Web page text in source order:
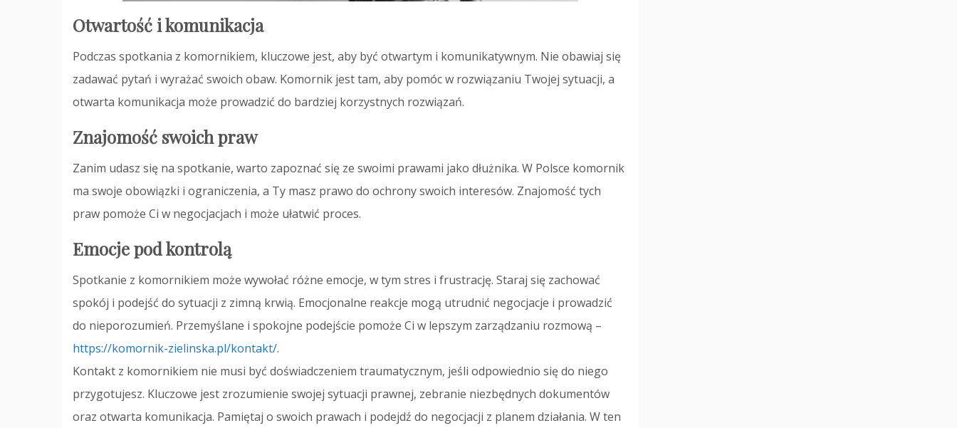
Otwartość i komunikacja
Podczas spotkania z komornikiem, kluczowe jest, aby być otwartym i komunikatywnym. Nie obawiaj się
zadawać pytań i wyrażać swoich obaw. Komornik jest tam, aby pomóc w rozwiązaniu Twojej sytuacji, a
otwarta komunikacja może prowadzić do bardziej korzystnych rozwiązań.
Znajomość swoich praw
Zanim udasz się na spotkanie, warto zapoznać się ze swoimi prawami jako dłużnika. W Polsce komornik
ma swoje obowiązki i ograniczenia, a Ty masz prawo do ochrony swoich interesów. Znajomość tych
praw pomoże Ci w negocjacjach i może ułatwić proces.
Emocje pod kontrolą
Spotkanie z komornikiem może wywołać różne emocje, w tym stres i frustrację. Staraj się zachować
spokój i podejść do sytuacji z zimną krwią. Emocjonalne reakcje mogą utrudnić negocjacje i prowadzić
do nieporozumień. Przemyślane i spokojne podejście pomoże Ci w lepszym zarządzaniu rozmową –
https://komornik-zielinska.pl/kontakt/.
Kontakt z komornikiem nie musi być doświadczeniem traumatycznym, jeśli odpowiednio się do niego
przygotujesz. Kluczowe jest zrozumienie swojej sytuacji prawnej, zebranie niezbędnych dokumentów
oraz otwarta komunikacja. Pamiętaj o swoich prawach i podejdź do negocjacji z planem działania. W ten